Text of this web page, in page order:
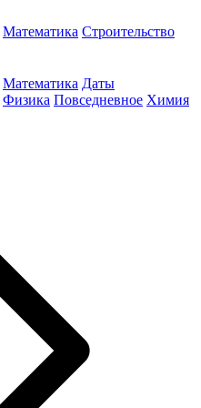
Математика Строительство
Математика Даты
Физика Повседневное Химия